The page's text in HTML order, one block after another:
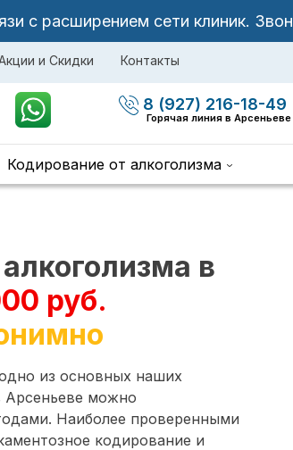
с расширением сети клиник.
и Скидки Контакты
8 (927) 216-18-49
Горячая линия в Арсеньеве
Кодирование от алкоголизма
в
руб.
из основных наших
Арсеньеве можно
Наиболее проверенными
кодирование и